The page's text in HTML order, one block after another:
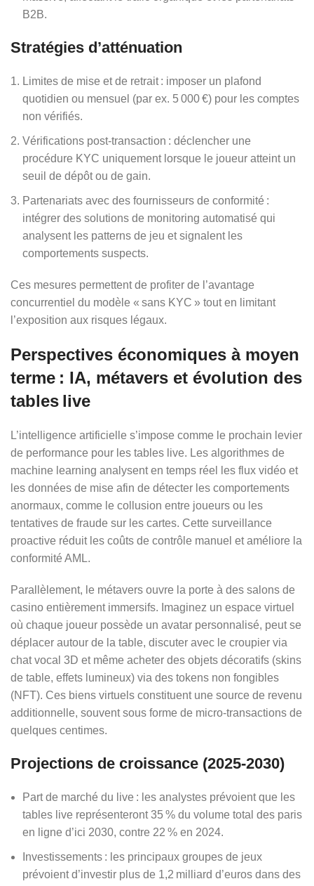
B2B.
Stratégies d’atténuation
Limites de mise et de retrait : imposer un plafond
quotidien ou mensuel (par ex. 5 000 €) pour les comptes
non vérifiés.
Vérifications post‑transaction : déclencher une
procédure KYC uniquement lorsque le joueur atteint un
seuil de dépôt ou de gain.
Partenariats avec des fournisseurs de conformité :
intégrer des solutions de monitoring automatisé qui
analysent les patterns de jeu et signalent les
comportements suspects.
Ces mesures permettent de profiter de l’avantage
concurrentiel du modèle « sans KYC » tout en limitant
l’exposition aux risques légaux.
Perspectives économiques à moyen
terme : IA, métavers et évolution des
tables live
L’intelligence artificielle s’impose comme le prochain levier
de performance pour les tables live. Les algorithmes de
machine learning analysent en temps réel les flux vidéo et
les données de mise afin de détecter les comportements
anormaux, comme le collusion entre joueurs ou les
tentatives de fraude sur les cartes. Cette surveillance
proactive réduit les coûts de contrôle manuel et améliore la
conformité AML.
Parallèlement, le métavers ouvre la porte à des salons de
casino entièrement immersifs. Imaginez un espace virtuel
où chaque joueur possède un avatar personnalisé, peut se
déplacer autour de la table, discuter avec le croupier via
chat vocal 3D et même acheter des objets décoratifs (skins
de table, effets lumineux) via des tokens non fongibles
(NFT). Ces biens virtuels constituent une source de revenu
additionnelle, souvent sous forme de micro‑transactions de
quelques centimes.
Projections de croissance (2025‑2030)
Part de marché du live : les analystes prévoient que les
tables live représenteront 35 % du volume total des paris
en ligne d’ici 2030, contre 22 % en 2024.
Investissements : les principaux groupes de jeux
prévoient d’investir plus de 1,2 milliard d’euros dans des